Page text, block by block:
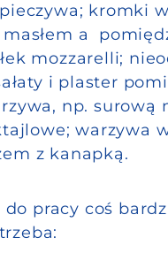
kromki
a
mozzarelli;
i plaster
np.
warzywa
z kanapką.
pracy coś